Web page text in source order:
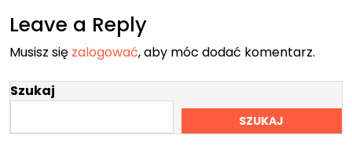
Leave a Reply
Musisz się zalogować, aby móc dodać komentarz.
Szukaj
SZUKAJ